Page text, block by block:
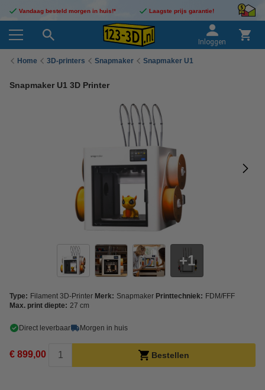
Vandaag besteld morgen in huis!* Laagste prijs garantie!
Inloggen
Home 3D-printers Snapmaker Snapmaker U1
Snapmaker U1 3D Printer
1
Type: Filament 3D-Printer Merk: Snapmaker Printtechniek: FDM/FFF
Max. print diepte: 27 cm
Direct leverbaar Morgen in huis
€ 899,00 Bestellen